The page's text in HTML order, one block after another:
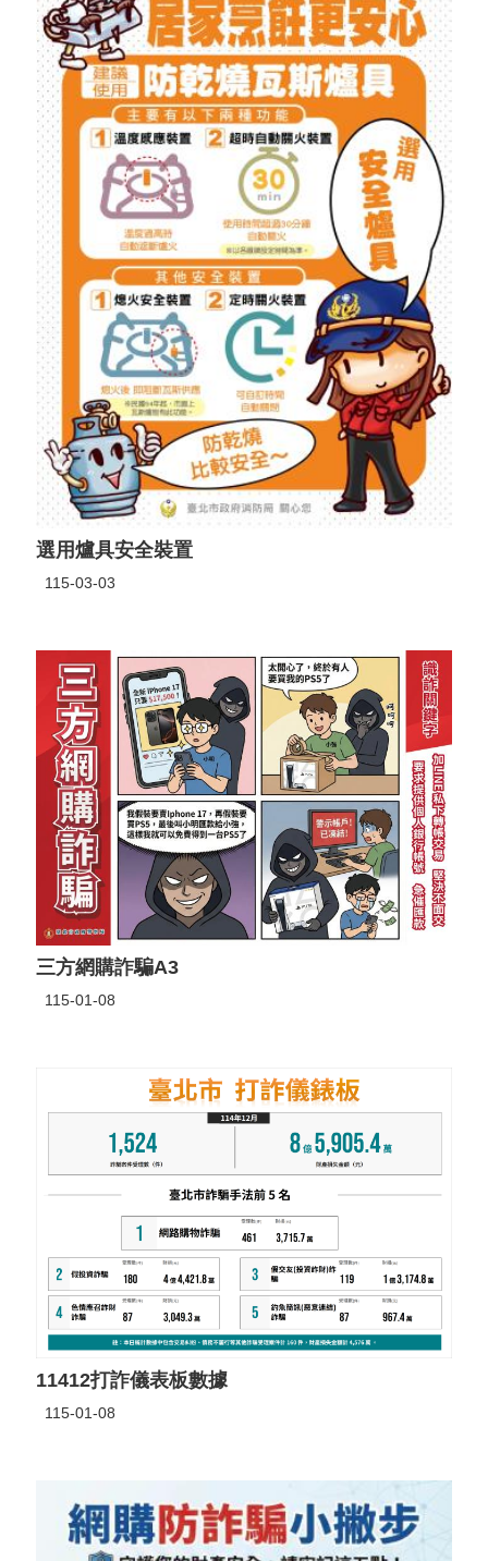
選用爐具安全裝置
115-03-03
三方網購詐騙A3
115-01-08
11412打詐儀表板數據
115-01-08